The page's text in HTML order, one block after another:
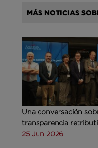
MÁS NOTICIAS
Una conversación
transparencia
25 Jun 2026